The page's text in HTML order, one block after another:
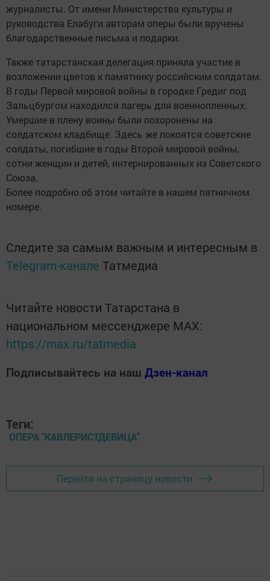
журналисты. От имени Министерства культуры и
руководства Елабуги авторам оперы были вручены
благодарственные письма и подарки.
Также татарстанская делегация приняла участие в
возложении цветов к памятнику российским солдатам.
В годы Первой мировой войны в городке Гредиг под
Зальцбургом находился лагерь для военнопленных.
Умершие в плену воины были похоронены на
солдатском кладбище. Здесь же покоятся советские
солдаты, погибшие в годы Второй мировой войны,
сотни женщин и детей, интернированных из Советского
Союза.
Более подробно об этом читайте в нашем пятничном
номере.
Следите за самым важным и интересным в
Telegram-канале Татмедиа
Читайте новости Татарстана в
национальном мессенджере MАХ:
https://max.ru/tatmedia
Подписывайтесь на наш Дзен-канал
Теги:
ОПЕРА "КАВЛЕРИСТДЕВИЦА"
Перейти на страницу новости